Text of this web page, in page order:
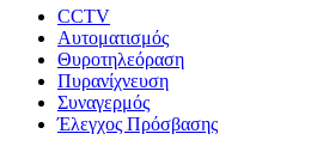
CCTV
Αυτοματισμός
Θυροτηλεόραση
Πυρανίχνευση
Συναγερμός
Έλεγχος Πρόσβασης